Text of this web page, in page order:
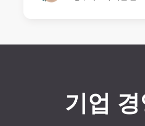
기업 경